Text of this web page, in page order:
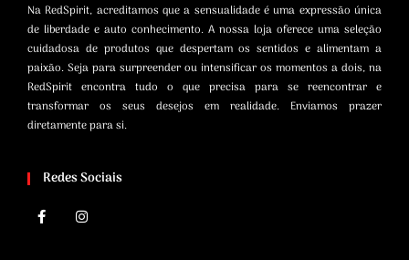
Na RedSpirit, acreditamos que a sensualidade é uma expressão única
de liberdade e auto conhecimento. A nossa loja oferece uma seleção
cuidadosa de produtos que despertam os sentidos e alimentam a
paixão. Seja para surpreender ou intensificar os momentos a dois, na
RedSpirit encontra tudo o que precisa para se reencontrar e
transformar os seus desejos em realidade. Enviamos prazer
diretamente para si.
Redes Sociais